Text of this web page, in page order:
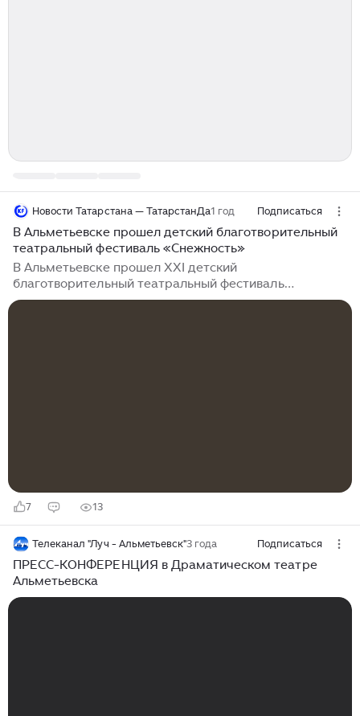
Новости Татарстана — ТатарстанДа1 год Подписаться
В Альметьевске прошел детский благотворительный
театральный фестиваль «Снежность»
В Альметьевске прошел XXI детский
благотворительный театральный фестиваль
«Снежность», который проводится по инициативе
7 13
Телеканал "Луч - Альметьевск"3 года Подписаться
ПРЕСС-КОНФЕРЕНЦИЯ в Драматическом театре
Альметьевска